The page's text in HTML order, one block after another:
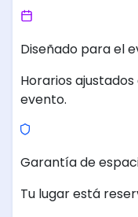
Diseñado para el
Horarios
evento.
Garantía de
Tu lugar está